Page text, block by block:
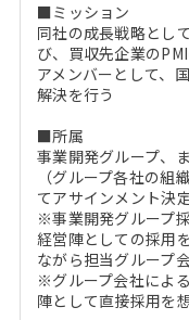
MBAを生かす求人特集
年齢と年収の相関図
■ミッション
同社の成長戦略とし
び、買収先企業の
アメンバーとして、
解決を行う
■所属
事業開発グループ、
（グループ各社の組
てアサインメント決
※事業開発グループ
経営陣としての採用
ながら担当グループ
※グループ会社によ
陣として直接採用を